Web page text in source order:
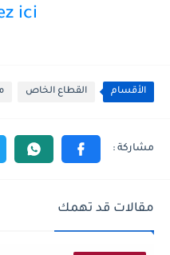
ici
الأقسام القطاع الخاص
مقالات قد تهمك